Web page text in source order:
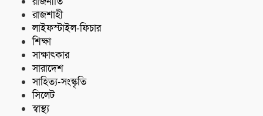
রাজশাহী
লাইফস্টাইল-ফিচার
শিক্ষা
সাক্ষাৎকার
সারাদেশ
সাহিত্য-সংস্কৃতি
সিলেট
স্বাস্থ্য